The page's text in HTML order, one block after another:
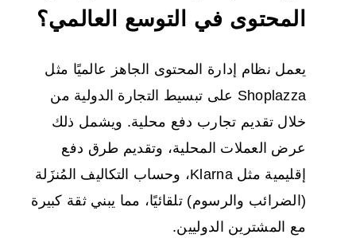
المحتوى في التوسع العالمي؟
يعمل نظام إدارة المحتوى الجاهز عالميًا مثل
Shoplazza على تبسيط التجارة الدولية من
خلال تقديم تجارب دفع محلية. ويشمل ذلك
عرض العملات المحلية، وتقديم طرق دفع
إقليمية مثل Klarna، وحساب التكاليف المُنزَلة
(الضرائب والرسوم) تلقائيًا، مما يبني ثقة كبيرة
مع المشترين الدوليين.